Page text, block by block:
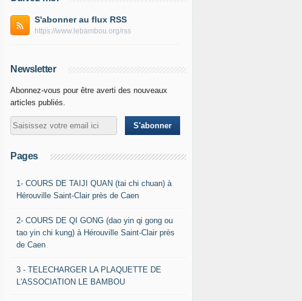
S'abonner au flux RSS
https://www.lebambou.org/rss
Newsletter
Abonnez-vous pour être averti des nouveaux
articles publiés.
Pages
1- COURS DE TAIJI QUAN (tai chi chuan) à
Hérouville Saint-Clair près de Caen
2- COURS DE QI GONG (dao yin qi gong ou
tao yin chi kung) à Hérouville Saint-Clair près
de Caen
3 - TELECHARGER LA PLAQUETTE DE
L'ASSOCIATION LE BAMBOU